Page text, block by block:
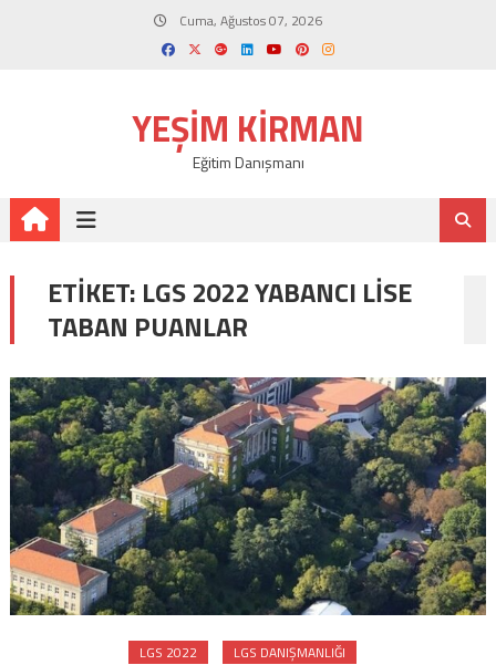
Cuma, Ağustos 07, 2026
YEŞIM KIRMAN
Eğitim Danışmanı
ETIKET: LGS 2022 YABANCI LISE
TABAN PUANLAR
LGS 2022 LGS DANIŞMANLIĞI